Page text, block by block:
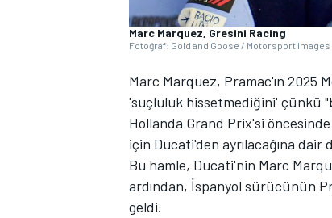
Marc Marquez, Gresini Racing
Fotoğraf: Gold and Goose / Motorsport Images
Marc Marquez, Pramac'ın 2025
'suçluluk hissetmediğini' çünkü
Hollanda Grand Prix'si
için Ducati'den ayrılacağına
Bu hamle, Ducati'nin Marc
ardından, İspanyol sürücünün
geldi.